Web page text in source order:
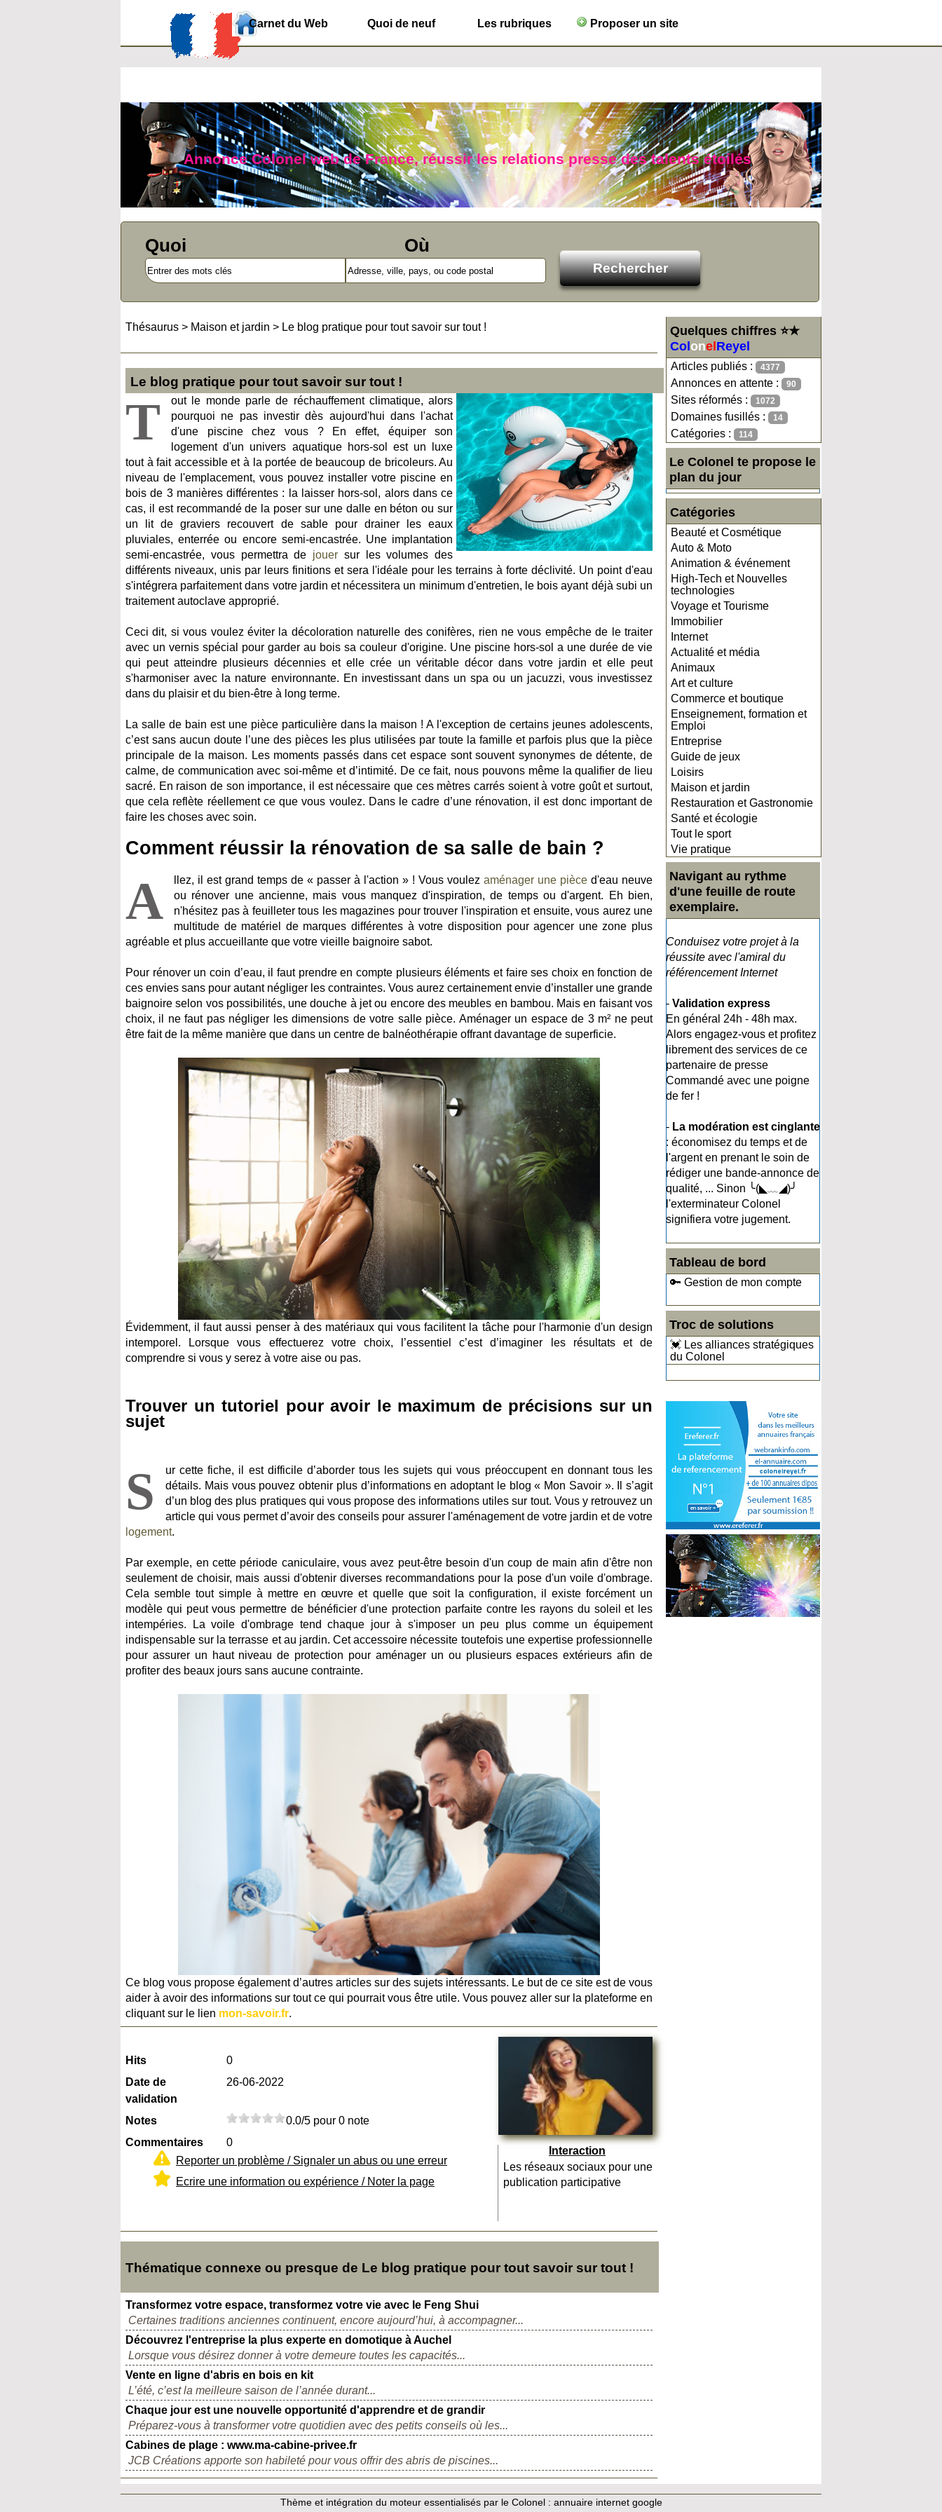
Carnet du Web Quoi de neuf Les rubriques Proposer un site
Annonce Colonel web de France, réussir les relations presse des talents étoilés
Quoi Où
Quelques chiffres ⭐★
Col onel Reyel
Articles publiés : 4377
Annonces en attente : 90
Sites réformés : 1072
Domaines fusillés : 14
Catégories : 114
Le Colonel te propose le
plan du jour
Catégories
Beauté et Cosmétique
Auto & Moto
Animation & événement
High-Tech et Nouvelles
technologies
Voyage et Tourisme
Immobilier
Internet
Actualité et média
Animaux
Art et culture
Commerce et boutique
Enseignement, formation et
Emploi
Entreprise
Guide de jeux
Loisirs
Maison et jardin
Restauration et Gastronomie
Santé et écologie
Tout le sport
Vie pratique
Navigant au rythme
d'une feuille de route
exemplaire.
Conduisez votre projet à la
réussite avec l'amiral du
référencement Internet
- Validation express
En général 24h - 48h max.
Alors engagez-vous et profitez
librement des services de ce
partenaire de presse
Commandé avec une poigne
de fer !
- La modération est cinglante
: économisez du temps et de
l'argent en prenant le soin de
rédiger une bande-annonce de
qualité, ... Sinon ╰(◣﹏◢)╯
l'exterminateur Colonel
signifiera votre jugement.
Tableau de bord
🔑 Gestion de mon compte
Troc de solutions
💓 Les alliances stratégiques
du Colonel
Thésaurus > Maison et jardin > Le blog pratique pour tout savoir sur tout !
Le blog pratique pour tout savoir sur tout !
T
out le monde parle de réchauffement climatique, alors
pourquoi ne pas investir dès aujourd'hui dans l'achat
d'une piscine chez vous ? En effet, équiper son
logement d'un univers aquatique hors-sol est un luxe
tout à fait accessible et à la portée de beaucoup de bricoleurs. Au
niveau de l'emplacement, vous pouvez installer votre piscine en
bois de 3 manières différentes : la laisser hors-sol, alors dans ce
cas, il est recommandé de la poser sur une dalle en béton ou sur
un lit de graviers recouvert de sable pour drainer les eaux
pluviales, enterrée ou encore semi-encastrée. Une implantation
semi-encastrée, vous permettra de jouer sur les volumes des
différents niveaux, unis par leurs finitions et sera l'idéale pour les terrains à forte déclivité. Un point d'eau
s'intégrera parfaitement dans votre jardin et nécessitera un minimum d'entretien, le bois ayant déjà subi un
traitement autoclave approprié.
Ceci dit, si vous voulez éviter la décoloration naturelle des conifères, rien ne vous empêche de le traiter
avec un vernis spécial pour garder au bois sa couleur d'origine. Une piscine hors-sol a une durée de vie
qui peut atteindre plusieurs décennies et elle crée un véritable décor dans votre jardin et elle peut
s'harmoniser avec la nature environnante. En investissant dans un spa ou un jacuzzi, vous investissez
dans du plaisir et du bien-être à long terme.
La salle de bain est une pièce particulière dans la maison ! A l'exception de certains jeunes adolescents,
c’est sans aucun doute l’une des pièces les plus utilisées par toute la famille et parfois plus que la pièce
principale de la maison. Les moments passés dans cet espace sont souvent synonymes de détente, de
calme, de communication avec soi-même et d’intimité. De ce fait, nous pouvons même la qualifier de lieu
sacré. En raison de son importance, il est nécessaire que ces mètres carrés soient à votre goût et surtout,
que cela reflète réellement ce que vous voulez. Dans le cadre d’une rénovation, il est donc important de
faire les choses avec soin.
Comment réussir la rénovation de sa salle de bain ?
A llez, il est grand temps de « passer à l'action » ! Vous voulez aménager une pièce d'eau neuve
ou rénover une ancienne, mais vous manquez d'inspiration, de temps ou d'argent. Eh bien,
n'hésitez pas à feuilleter tous les magazines pour trouver l'inspiration et ensuite, vous aurez une
multitude de matériel de marques différentes à votre disposition pour agencer une zone plus
agréable et plus accueillante que votre vieille baignoire sabot.
Pour rénover un coin d’eau, il faut prendre en compte plusieurs éléments et faire ses choix en fonction de
ces envies sans pour autant négliger les contraintes. Vous aurez certainement envie d’installer une grande
baignoire selon vos possibilités, une douche à jet ou encore des meubles en bambou. Mais en faisant vos
choix, il ne faut pas négliger les dimensions de votre salle pièce. Aménager un espace de 3 m² ne peut
être fait de la même manière que dans un centre de balnéothérapie offrant davantage de superficie.
Évidemment, il faut aussi penser à des matériaux qui vous facilitent la tâche pour l'harmonie d'un design
intemporel. Lorsque vous effectuerez votre choix, l’essentiel c’est d’imaginer les résultats et de
comprendre si vous y serez à votre aise ou pas.
Trouver un tutoriel pour avoir le maximum de précisions sur un
sujet
S
ur cette fiche, il est difficile d’aborder tous les sujets qui vous préoccupent en donnant tous les
détails. Mais vous pouvez obtenir plus d’informations en adoptant le blog « Mon Savoir ». Il s’agit
d’un blog des plus pratiques qui vous propose des informations utiles sur tout. Vous y retrouvez un
article qui vous permet d’avoir des conseils pour assurer l'aménagement de votre jardin et de votre
logement.
Par exemple, en cette période caniculaire, vous avez peut-être besoin d'un coup de main afin d'être non
seulement de choisir, mais aussi d'obtenir diverses recommandations pour la pose d'un voile d'ombrage.
Cela semble tout simple à mettre en œuvre et quelle que soit la configuration, il existe forcément un
modèle qui peut vous permettre de bénéficier d'une protection parfaite contre les rayons du soleil et les
intempéries. La voile d'ombrage tend chaque jour à s'imposer un peu plus comme un équipement
indispensable sur la terrasse et au jardin. Cet accessoire nécessite toutefois une expertise professionnelle
pour assurer un haut niveau de protection pour aménager un ou plusieurs espaces extérieurs afin de
profiter des beaux jours sans aucune contrainte.
Ce blog vous propose également d’autres articles sur des sujets intéressants. Le but de ce site est de vous
aider à avoir des informations sur tout ce qui pourrait vous être utile. Vous pouvez aller sur la plateforme en
cliquant sur le lien mon-savoir.fr.
Hits
0
Date de
validation
26-06-2022
Notes
0.0/5 pour 0 note
Commentaires
0
Reporter un problème / Signaler un abus ou une erreur
Ecrire une information ou expérience / Noter la page
Interaction
Les réseaux sociaux pour une
publication participative
Thématique connexe ou presque de Le blog pratique pour tout savoir sur tout !
Transformez votre espace, transformez votre vie avec le Feng Shui
Certaines traditions anciennes continuent, encore aujourd’hui, à accompagner...
Découvrez l'entreprise la plus experte en domotique à Auchel
Lorsque vous désirez donner à votre demeure toutes les capacités...
Vente en ligne d'abris en bois en kit
L’été, c’est la meilleure saison de l’année durant...
Chaque jour est une nouvelle opportunité d'apprendre et de grandir
Préparez-vous à transformer votre quotidien avec des petits conseils où les...
Cabines de plage : www.ma-cabine-privee.fr
JCB Créations apporte son habileté pour vous offrir des abris de piscines...
Thème et intégration du moteur essentialisés par le Colonel : annuaire internet google